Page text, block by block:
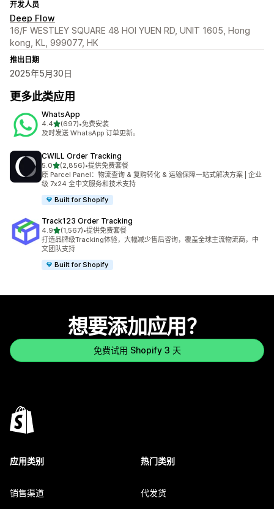
开发人员
Deep Flow
16/F WESTLEY SQUARE 48 HOI YUEN RD, UNIT 1605, Hong
kong, KL, 999077, HK
推出日期
2025年5月30日
更多此类应用
WhatsApp
4.4星（满分 5 星）
(697)
总共 697 条评论
•免费安装
及时发送 WhatsApp 订单更新。
CWILL Order Tracking
5.0星（满分 5 星）
(2,856)
总共 2856 条评论
•提供免费套餐
原 Parcel Panel：物流查询 & 复购转化 & 运输保障一站式解决方案 | 企业
级 7x24 全中文服务和技术支持
Built for Shopify
Track123 Order Tracking
4.9星（满分 5 星）
(1,567)
总共 1567 条评论
•提供免费套餐
打造品牌级Tracking体验，大幅减少售后咨询，覆盖全球主流物流商，中
文团队支持
Built for Shopify
想要添加应用？
免费试用 Shopify 3 天
应用类别
销售渠道
热门类别
代发货